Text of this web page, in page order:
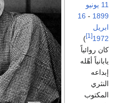
11 يونيو
1899
-
16
ابريل
1972
[1]
)
كان روائياً
يابانياً أهّله
إبداعه
النثري
المكتوب